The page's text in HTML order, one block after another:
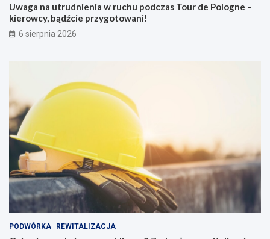
Uwaga na utrudnienia w ruchu podczas Tour de Pologne –
kierowcy, bądźcie przygotowani!
6 sierpnia 2026
PODWÓRKA REWITALIZACJA